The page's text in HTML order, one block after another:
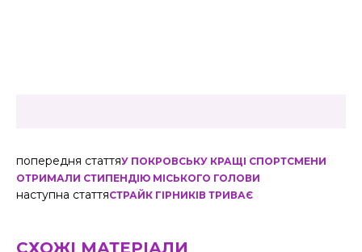
попередня статтяУ ПОКРОВСЬКУ КРАЩІ СПОРТСМЕНИ
ОТРИМАЛИ СТИПЕНДІЮ МІСЬКОГО ГОЛОВИ
наступна статтяСТРАЙК ГІРНИКІВ ТРИВАЄ
СХОЖІ МАТЕРІАЛИ